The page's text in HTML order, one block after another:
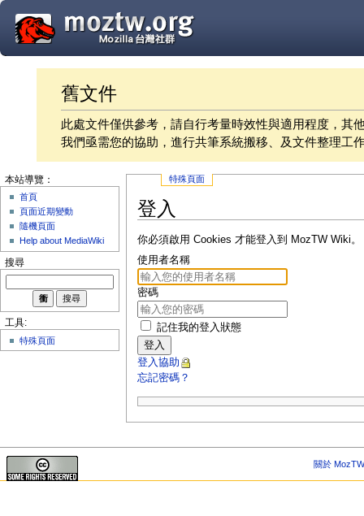
舊文件
此處文件僅供參考，請自行考量時效性與適用程度，其
我們亟需您的協助，進行共筆系統搬移、及文件整理工
特殊頁面
登入
你必須啟用 Cookies 才能登入到 MozTW Wiki。
使用者名稱
密碼
記住我的登入狀態
登入
登入協助
忘記密碼？
本站導覽：
首頁
頁面近期變動
隨機頁面
Help about MediaWiki
搜尋
工具:
特殊頁面
關於